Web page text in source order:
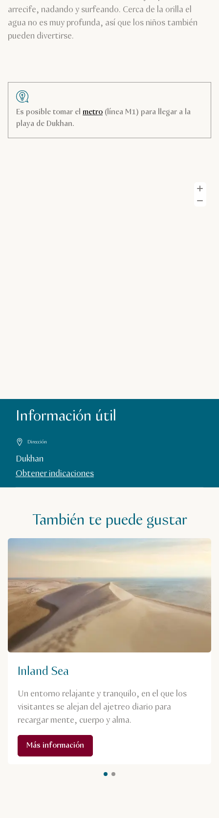
arrecife, nadando y surfeando. Cerca de la orilla el
agua no es muy profunda, así que los niños también
pueden divertirse.
Es posible tomar el metro (línea M1) para llegar a la
playa de Dukhan.
Información útil
Dirección
Dukhan
Obtener indicaciones
También te puede gustar
Inland Sea
Un entorno relajante y tranquilo, en el que los
visitantes se alejan del ajetreo diario para
recargar mente, cuerpo y alma.
Más información